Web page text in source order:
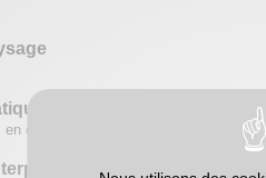
agricoles
compte)